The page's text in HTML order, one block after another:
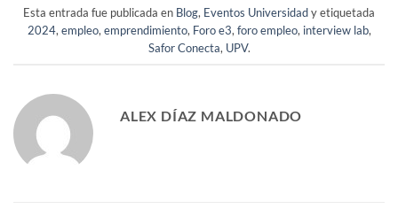
Esta entrada fue publicada en Blog, Eventos Universidady etiquetada
2024, empleo, emprendimiento, Foro e3, foro empleo, interview lab,
Safor Conecta, UPV.
ALEX DÍAZ MALDONADO